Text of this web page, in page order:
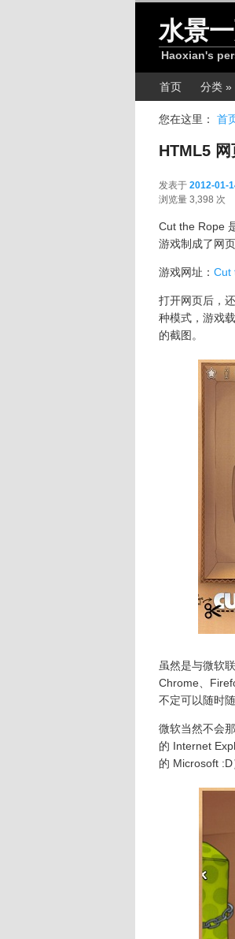
水景
Haoxian's
主菜单首页 分类 »
您在这里： 首
HTML5
发表于 2012-01-
浏览量 3,398 次
Cut the Rope
游戏制成了网
游戏网址： Cut
打开网页后，
种模式，游戏
的截图。
虽然是与微软
Chrome、
不定可以随时
微软当然不会
的 Internet
的 Microsoft :D